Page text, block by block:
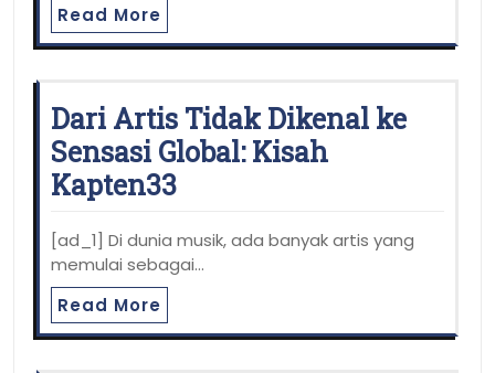
Read More
Dari Artis Tidak Dikenal ke
Sensasi Global: Kisah
Kapten33
[ad_1] Di dunia musik, ada banyak artis yang
memulai sebagai…
Read More